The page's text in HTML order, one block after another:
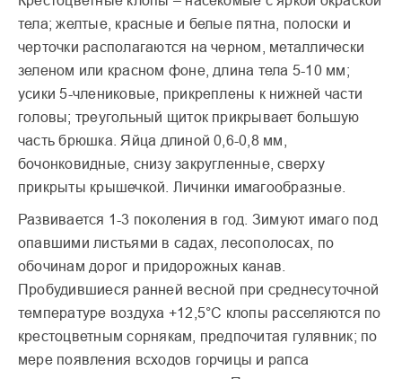
тела; желтые, красные и белые пятна, полоски и
черточки располагаются на черном, металлически
зеленом или красном фоне, длина тела 5-10 мм;
усики 5-члениковые, прикреплены к нижней части
головы; треугольный щиток прикрывает большую
часть брюшка. Яйца длиной 0,6-0,8 мм,
бочонковидные, снизу закругленные, сверху
прикрыты крышечкой. Личинки имагообразные.
Развивается 1-3 поколения в год. Зимуют имаго под
опавшими листьями в садах, лесополосах, по
обочинам дорог и придорожных канав.
Пробудившиеся ранней весной при среднесуточной
температуре воздуха +12,5°С клопы расселяются по
крестоцветным сорнякам, предпочитая гулявник; по
мере появления всходов горчицы и рапса